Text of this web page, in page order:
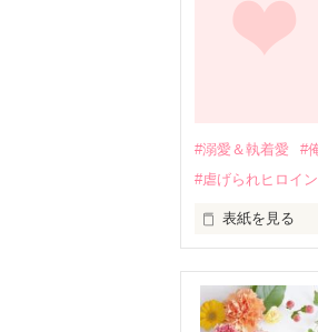
関係修復もで
引っ越すこと
そして、ひょ
酔った勢いで
さらに、美桜
甘やかしてくる
そんなある日
#溺愛＆執着愛 #
#虐げられヒロイン
表紙を見る
帰国後、美桜
も関わらず、